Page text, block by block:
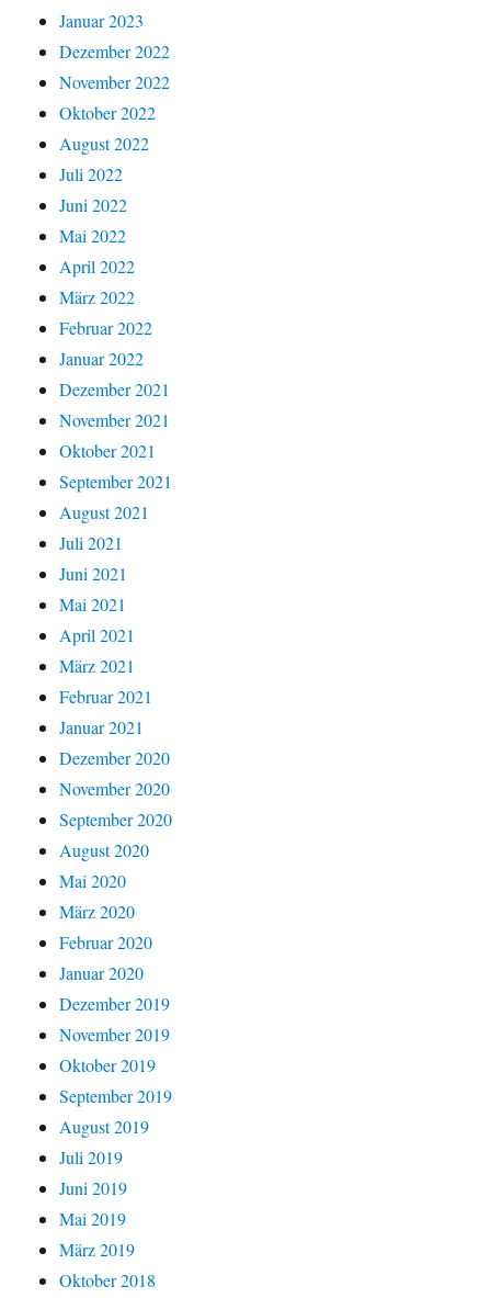
Januar 2023
Dezember 2022
November 2022
Oktober 2022
August 2022
Juli 2022
Juni 2022
Mai 2022
April 2022
März 2022
Februar 2022
Januar 2022
Dezember 2021
November 2021
Oktober 2021
September 2021
August 2021
Juli 2021
Juni 2021
Mai 2021
April 2021
März 2021
Februar 2021
Januar 2021
Dezember 2020
November 2020
September 2020
August 2020
Mai 2020
März 2020
Februar 2020
Januar 2020
Dezember 2019
November 2019
Oktober 2019
September 2019
August 2019
Juli 2019
Juni 2019
Mai 2019
März 2019
Oktober 2018